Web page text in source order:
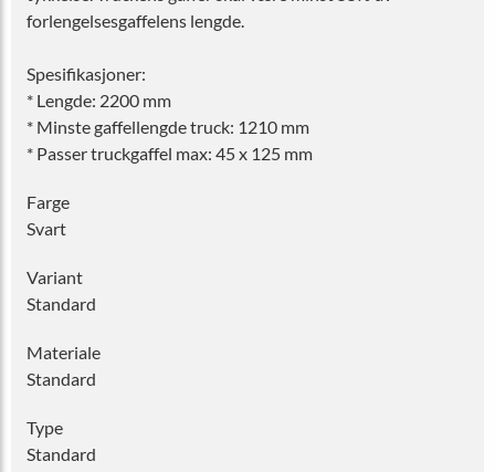
forlengelsesgaffelens lengde.
Spesifikasjoner:
* Lengde: 2200 mm
* Minste gaffellengde truck: 1210 mm
* Passer truckgaffel max: 45 x 125 mm
Farge
Svart
Variant
Standard
Materiale
Standard
Type
Standard